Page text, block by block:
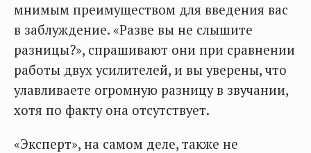
мнимым преимуществом для введения вас
в заблуждение. «Разве вы не слышите
разницы?», спрашивают они при сравнении
работы двух усилителей, и вы уверены, что
улавливаете огромную разницу в звучании,
хотя по факту она отсутствует.
«Эксперт», на самом деле, также не